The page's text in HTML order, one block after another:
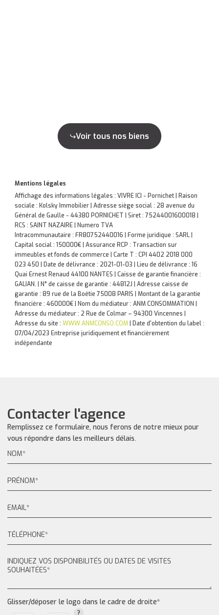
Voir tous nos biens
Mentions légales
Affichage des informations légales : VIVRE ICI - Pornichet | Raison
sociale : Kolsky Immobilier | Adresse siège social : 28 avenue du
Général de Gaulle - 44380 PORNICHET | Siret : 75244001600018 |
RCS : SAINT NAZAIRE | Numero TVA
Intracommunautaire : FR80752440016 | Forme juridique : SARL |
Capital social : 150000€ | Assurance RCP : Transaction sur
immeubles et fonds de commerce | Carte T : CPI 4402 2018 000
023 450 | Date de délivrance : 2021-01-03 | Lieu de délivrance : 16
Quai Ernest Renaud 44100 NANTES | Caisse de garantie financière :
GALIAN. | N° de caisse de garantie : 44812J | Adresse caisse de
garantie : 89 rue de la Boétie 75008 PARIS | Montant de la garantie
financière : 460000€ | Nom du médiateur : ANM CONSOMMATION |
Adresse du médiateur : 2 Rue de Colmar – 94300 Vincennes |
Adresse du site : WWW.ANMCONSO.COM | Date d'obtention du label :
07/04/2023 Entreprise juridiquement et financièrement
indépendante
Contacter l'agence
Remplissez ce formulaire, nous ferons de notre mieux pour
vous répondre dans les meilleurs délais.
Glisser/déposer le logo dans le cadre de droite*